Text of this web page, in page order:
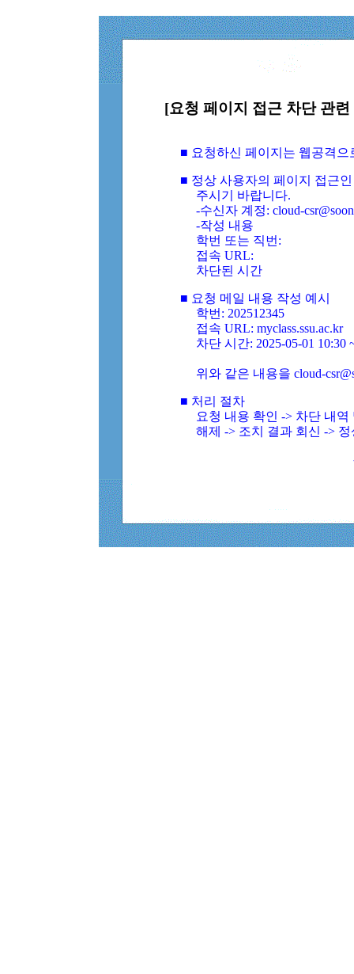
[요청 페이지 접근 차단 관
■ 요청하신 페이지는 웹공격
■ 정상 사용자의 페이지 접근
주시기 바랍니다.
-수신자 계정: cloud-
-작성 내용
학번 또는 직번:
접속 URL:
차단된 시간
■ 요청 메일 내용 작성 예시
학번: 202512345
접속 URL: myclass.ssu.ac.kr
차단 시간: 2025-05-01 10:30
위와 같은 내용을 cloud-
■ 처리 절차
요청 내용 확인 -> 차단 내
해제 -> 조치 결과 회신 ->